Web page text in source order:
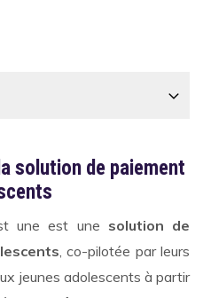
solution de paiement
une est une solution de
, co-pilotée par leurs
jeunes adolescents à partir